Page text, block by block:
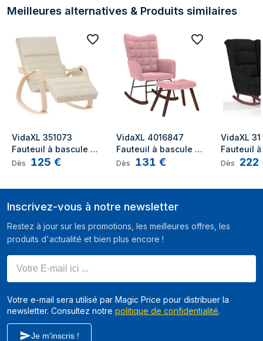
Meilleures alternatives & Produits similaires
VidaXL 351073
Fauteuil à bascule et
planche pour enfant
Dès 125 €
VidaXL 4016847
Fauteuil à bascule et
planche pour enfant
Dès 131 €
VidaXL
Fauteuil
planche
Dès 222
Inscrivez-vous à notre newsletter
Restez à jour sur les promotions, les meilleures offres, les
produits d'actualité et bien plus encore !
Votre e-mail sera utilisé par Magic Price pour distribuer la
newsletter. Consultez notre politique de confidentialité.
Je m'inscris !